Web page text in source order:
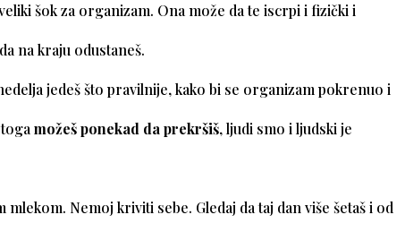
šok za organizam. Ona može da te iscrpi i fizički i
na kraju odustaneš.
jedeš što pravilnije, kako bi se organizam pokrenuo i
togamožeš ponekad da prekršiš, ljudi smo i ljudski je
mlekom. Nemoj kriviti sebe. Gledaj da taj dan više šetaš i od